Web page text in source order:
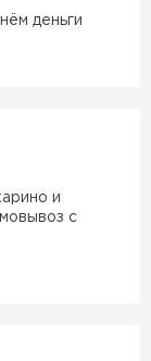
деньги
и
с